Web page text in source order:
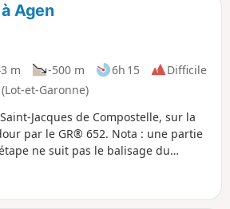
Agen
m -500 m 6h 15
Difficile
et-Garonne)
Jacques de Compostelle, sur la
par le GR® 652. Nota : une partie
ne suit pas le balisage du
aux conditions humides.